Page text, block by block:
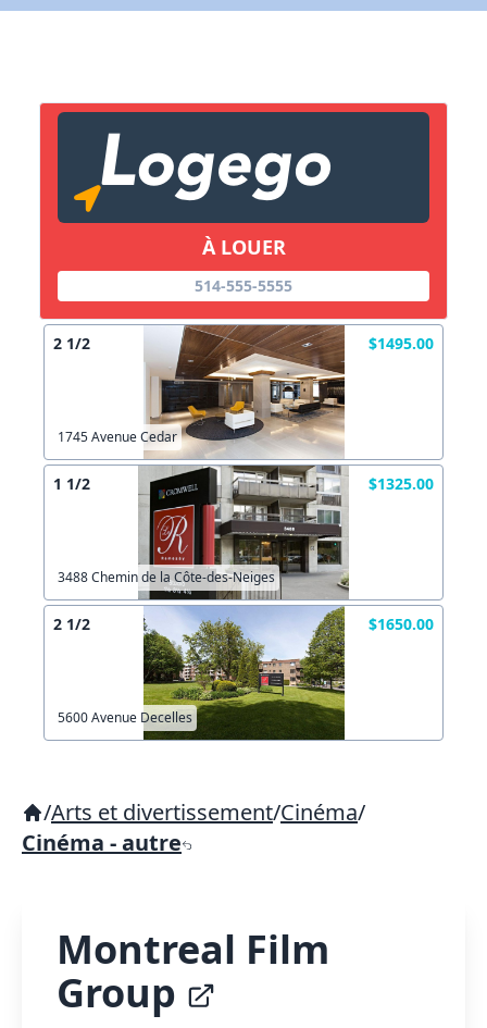
À LOUER
514-555-5555
2 1/2 $1495.00
1745 Avenue Cedar
1 1/2 $1325.00
3488 Chemin de la Côte-des-Neiges
2 1/2 $1650.00
5600 Avenue Decelles
/Arts et divertissement/Cinéma/
Cinéma - autre
Montreal Film
Group
X Fermer Envoyez
Copier lien
X Fermer